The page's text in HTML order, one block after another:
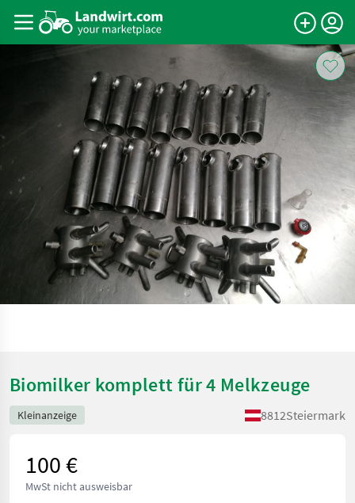
Biomilker komplett für 4 Melkzeuge
Kleinanzeige 8812Steiermark
100 €
MwSt nicht ausweisbar